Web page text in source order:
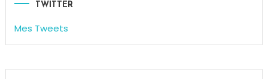
TWITTER
Mes Tweets